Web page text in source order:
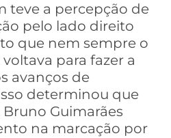
teve a percepção de
pelo lado direito
que nem sempre o
para fazer a
avanços de
determinou que
Bruno Guimarães
na marcação por